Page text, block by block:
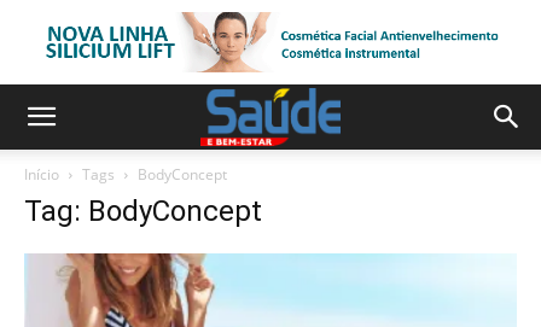
Início Tags BodyConcept
Tag: BodyConcept